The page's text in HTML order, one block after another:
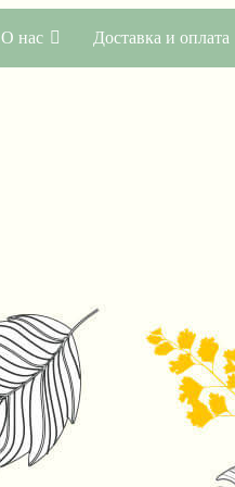
О нас Доставка и оплата